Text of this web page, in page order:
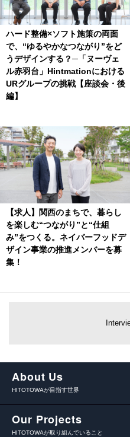
ハード整備×ソフト施策の両面
で、“ゆるやかなつながり”をど
うデザインする？─「ヌーヴェ
ル赤羽台」Hintmationにおける
URグループの挑戦【座談会・後
編】
【求人】関西のまちで、暮らし
を楽しむ“つながり”と“仕組
み”をつくる。ネイバーフッドデ
ザイン事業の推進メンバーを募
集！
About Us
HITOTOWAが目指す世界
Our Projects
HITOTOWAが取り組んでいること